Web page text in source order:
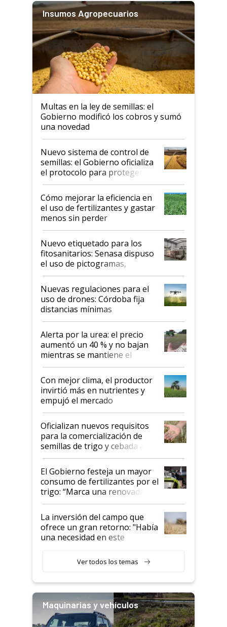
Insumos Agropecuarios
Multas en la ley de semillas: el
Gobierno modificó los cobros y sumó
una novedad
Nuevo sistema de control de
semillas: el Gobierno oficializa
el protocolo para proteger la
propiedad intelectual
Cómo mejorar la eficiencia en
el uso de fertilizantes y gastar
menos sin perder
productividad en la campaña
fina
Nuevo etiquetado para los
fitosanitarios: Senasa dispuso
el uso de pictogramas,
palabras de advertencia e
indicaciones
Nuevas regulaciones para el
uso de drones: Córdoba fija
distancias mínimas
Alerta por la urea: el precio
aumentó un 40 % y no bajan
mientras se mantiene el
conflicto en Medio Oriente
Con mejor clima, el productor
invirtió más en nutrientes y
empujó el mercado
Oficializan nuevos requisitos
para la comercialización de
semillas de trigo y cebada a
granel
El Gobierno festeja un mayor
consumo de fertilizantes por el
trigo: “Marca una renovada
confianza de los productores”
La inversión del campo que
ofrece un gran retorno: "Había
una necesidad en este
Ver todos los temas
Maquinarias y vehículos